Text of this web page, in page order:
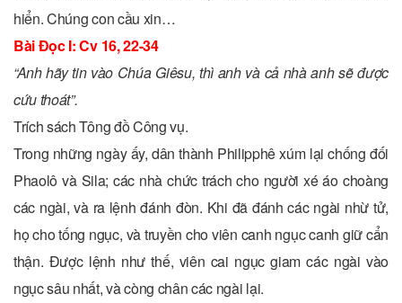
hiển. Chúng con cầu xin…
Bài Ðọc I: Cv 16, 22-34
“Anh hãy tin vào Chúa Giêsu, thì anh và cả nhà anh sẽ được
cứu thoát”.
Trích sách Tông đồ Công vụ.
Trong những ngày ấy, dân thành Philipphê xúm lại chống đối
Phaolô và Sila; các nhà chức trách cho người xé áo choàng
các ngài, và ra lệnh đánh đòn. Khi đã đánh các ngài nhừ tử,
họ cho tống ngục, và truyền cho viên canh ngục canh giữ cẩn
thận. Ðược lệnh như thế, viên cai ngục giam các ngài vào
ngục sâu nhất, và còng chân các ngài lại.